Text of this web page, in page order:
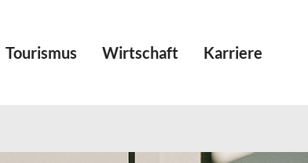
Tourismus Wirtschaft Karriere